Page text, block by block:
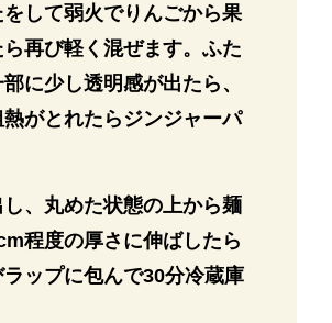
して弱火でりんごから果
再び軽く混ぜます。ふた
に少し透明感が出たら、
がとれたらジンジャーパ
、丸めた状態の上から麺
程度の厚さに伸ばしたら
ップに包んで30分冷蔵庫